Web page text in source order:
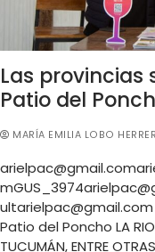
Las provincias
Patio del
MARÍA EMILIA LOBO
mGUS
ultarielpac@gmail.com
Patio del Poncho LA
TUCUMÁN, ENTRE